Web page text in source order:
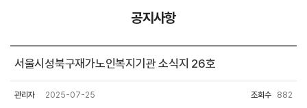
공지사항
서울시성북구재가노인복지기관 소식지 26호
관리자 2025-07-25 조회수 882